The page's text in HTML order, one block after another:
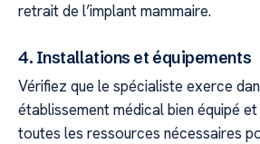
retrait de l’implant mammaire.
4. Installations et équipements
Vérifiez que le spécialiste exerce
établissement médical bien équipé
toutes les ressources nécessaires